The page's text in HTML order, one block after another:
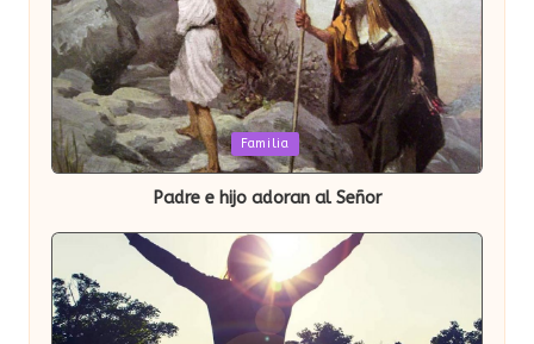
Publicada
en
Familia
Padre e hijo adoran al Señor